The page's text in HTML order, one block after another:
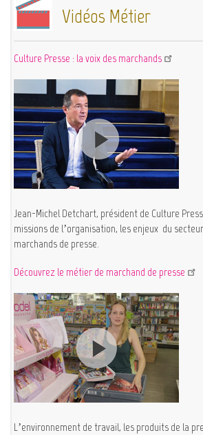
Vidéos Métier
Culture Presse : la voix des marchands
Jean-Michel Detchart, président de Culture
missions de l’organisation, les enjeux du
marchands de presse.
Découvrez le métier de marchand de presse
L’environnement de travail, les produits de la